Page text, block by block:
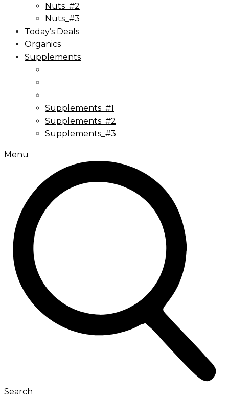
Nuts_#2
Nuts_#3
Today’s Deals
Organics
Supplements
Supplements_#1
Supplements_#2
Supplements_#3
Menu
Search